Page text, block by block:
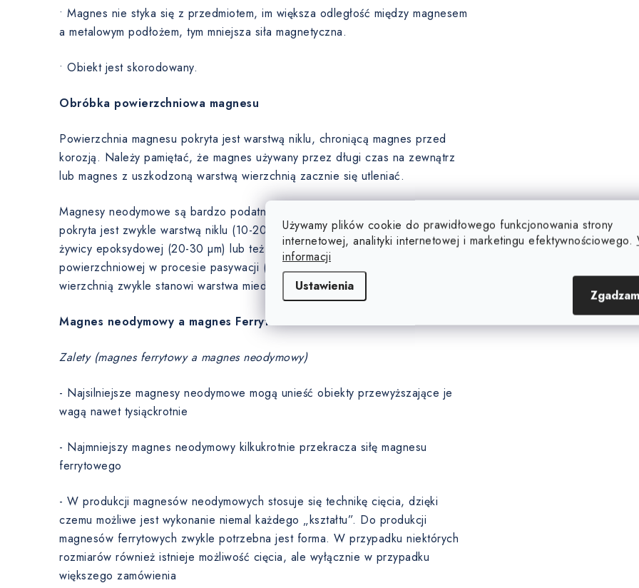
Używamy plików cookie do prawidłowego funkcjonowania strony
internetowej, analityki internetowej i marketingu efektywnościowego.
informacji
Ustawienia
• Magnes nie styka się z przedmiotem, im większa odległość między magnesem
a metalowym podłożem, tym mniejsza siła magnetyczna.
• Obiekt jest skorodowany.
Obróbka powierzchniowa magnesu
Powierzchnia magnesu pokryta jest warstwą niklu, chroniącą magnes przed
korozją. Należy pamiętać, że magnes używany przez długi czas na zewnątrz
lub magnes z uszkodzoną warstwą wierzchnią zacznie się utleniać.
Magnesy neodymowe są bardzo podatne na korozję, dlatego ich powierzchnia
pokryta jest zwykle warstwą niklu (10-20 µm), cynku (5-10 µm), złota (5-10 µm),
żywicy epoksydowej (20-30 µm) lub też magnesy poddawane są obróbce
powierzchniowej w procesie pasywacji (0 µm). Warstwę pośrednią pod warstwą
wierzchnią zwykle stanowi warstwa miedzi.
Magnes neodymowy a magnes Ferryt
Zalety (magnes ferrytowy a magnes neodymowy)
- Najsilniejsze magnesy neodymowe mogą unieść obiekty przewyższające je
wagą nawet tysiąckrotnie
- Najmniejszy magnes neodymowy kilkukrotnie przekracza siłę magnesu
ferrytowego
- W produkcji magnesów neodymowych stosuje się technikę cięcia, dzięki
czemu możliwe jest wykonanie niemal każdego „kształtu”. Do produkcji
magnesów ferrytowych zwykle potrzebna jest forma. W przypadku niektórych
rozmiarów również istnieje możliwość cięcia, ale wyłącznie w przypadku
większego zamówienia